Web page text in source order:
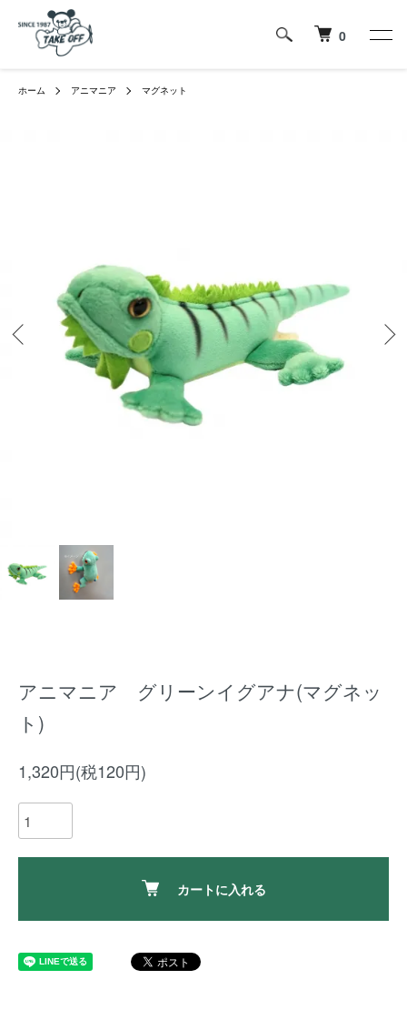
0
ホーム アニマニア マグネット
アニマニア グリーンイグアナ(マグネッ
ト)
1,320円(税120円)
カートに入れる